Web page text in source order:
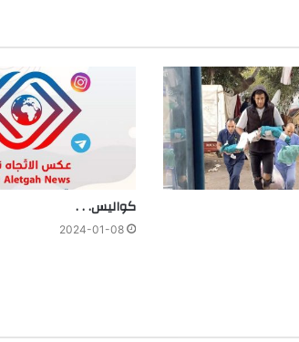
كواليس. . .
2024-01-08